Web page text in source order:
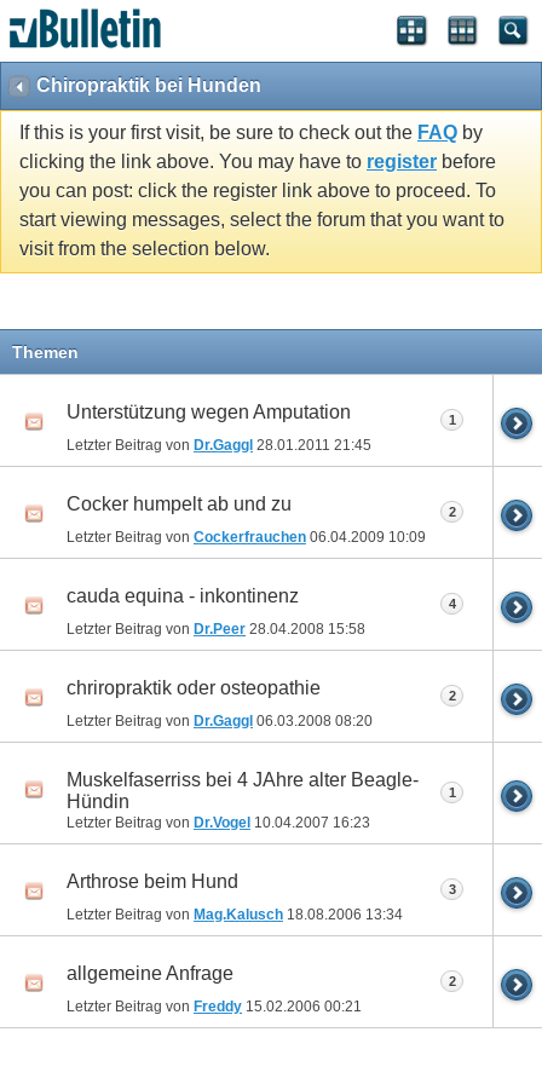
Chiropraktik bei Hunden
If this is your first visit, be sure to check out the FAQ by
clicking the link above. You may have to register before
you can post: click the register link above to proceed. To
start viewing messages, select the forum that you want to
visit from the selection below.
Themen
Unterstützung wegen Amputation
Letzter Beitrag von Dr.Gaggl 28.01.2011 21:45
1
Cocker humpelt ab und zu
Letzter Beitrag von Cockerfrauchen 06.04.2009 10:09
2
cauda equina - inkontinenz
Letzter Beitrag von Dr.Peer 28.04.2008 15:58
4
chriropraktik oder osteopathie
Letzter Beitrag von Dr.Gaggl 06.03.2008 08:20
2
Muskelfaserriss bei 4 JAhre alter Beagle-
Hündin
Letzter Beitrag von Dr.Vogel 10.04.2007 16:23
1
Arthrose beim Hund
Letzter Beitrag von Mag.Kalusch 18.08.2006 13:34
3
allgemeine Anfrage
Letzter Beitrag von Freddy 15.02.2006 00:21
2